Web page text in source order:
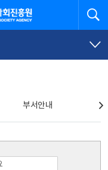
부서안내